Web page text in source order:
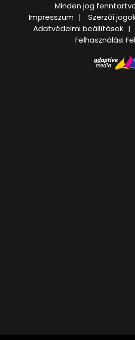
Minden jog
Impresszum
Szerzői
Adatvédelmi beállítások
Felhasználási